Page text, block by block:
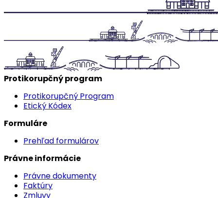
Protikorupčný program
Protikorupčný Program
Etický Kódex
Formuláre
Prehľad formulárov
Právne informácie
Právne dokumenty
Faktúry
Zmluvy